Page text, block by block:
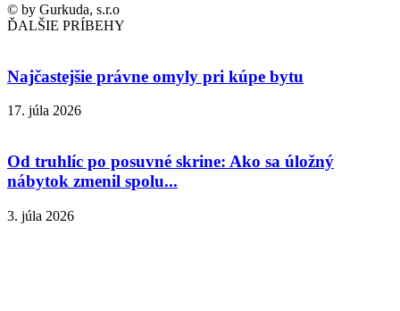
© by Gurkuda, s.r.o
ĎALŠIE PRÍBEHY
Najčastejšie právne omyly pri kúpe bytu
17. júla 2026
Od truhlíc po posuvné skrine: Ako sa úložný
nábytok zmenil spolu...
3. júla 2026